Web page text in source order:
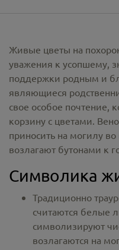
Живые цветы на
уважения к усопшему,
поддержки родным и
являющиеся
свое особое почтение,
корзину с цветами.
приносить на могилу
возлагают бутонами к
Символика
Традиционно
считаются белые
символизируют
возлагаются на